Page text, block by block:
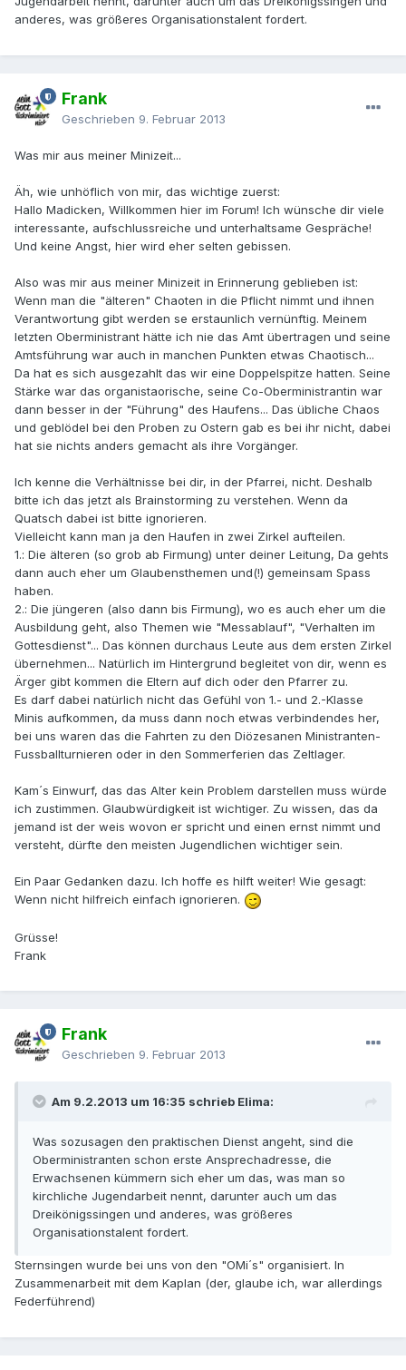
anderes, was größeres Organisationstalent fordert.
Frank
Geschrieben 9. Februar 2013
Was mir aus meiner Minizeit...
Äh, wie unhöflich von mir, das wichtige zuerst:
Hallo Madicken, Willkommen hier im Forum! Ich wünsche dir viele
interessante, aufschlussreiche und unterhaltsame Gespräche!
Und keine Angst, hier wird eher selten gebissen.
Also was mir aus meiner Minizeit in Erinnerung geblieben ist:
Wenn man die "älteren" Chaoten in die Pflicht nimmt und ihnen
Verantwortung gibt werden se erstaunlich vernünftig. Meinem
letzten Oberministrant hätte ich nie das Amt übertragen und seine
Amtsführung war auch in manchen Punkten etwas Chaotisch...
Da hat es sich ausgezahlt das wir eine Doppelspitze hatten. Seine
Stärke war das organistaorische, seine Co-Oberministrantin war
dann besser in der "Führung" des Haufens... Das übliche Chaos
und geblödel bei den Proben zu Ostern gab es bei ihr nicht, dabei
hat sie nichts anders gemacht als ihre Vorgänger.
Ich kenne die Verhältnisse bei dir, in der Pfarrei, nicht. Deshalb
bitte ich das jetzt als Brainstorming zu verstehen. Wenn da
Quatsch dabei ist bitte ignorieren.
Vielleicht kann man ja den Haufen in zwei Zirkel aufteilen.
1.: Die älteren (so grob ab Firmung) unter deiner Leitung, Da gehts
dann auch eher um Glaubensthemen und(!) gemeinsam Spass
haben.
2.: Die jüngeren (also dann bis Firmung), wo es auch eher um die
Ausbildung geht, also Themen wie "Messablauf", "Verhalten im
Gottesdienst"... Das können durchaus Leute aus dem ersten Zirkel
übernehmen... Natürlich im Hintergrund begleitet von dir, wenn es
Ärger gibt kommen die Eltern auf dich oder den Pfarrer zu.
Es darf dabei natürlich nicht das Gefühl von 1.- und 2.-Klasse
Minis aufkommen, da muss dann noch etwas verbindendes her,
bei uns waren das die Fahrten zu den Diözesanen Ministranten-
Fussballturnieren oder in den Sommerferien das Zeltlager.
Kam´s Einwurf, das das Alter kein Problem darstellen muss würde
ich zustimmen. Glaubwürdigkeit ist wichtiger. Zu wissen, das da
jemand ist der weis wovon er spricht und einen ernst nimmt und
versteht, dürfte den meisten Jugendlichen wichtiger sein.
Ein Paar Gedanken dazu. Ich hoffe es hilft weiter! Wie gesagt:
Wenn nicht hilfreich einfach ignorieren.
Grüsse!
Frank
Frank
Geschrieben 9. Februar 2013
Am 9.2.2013 um 16:35 schrieb Elima:
Was sozusagen den praktischen Dienst angeht, sind die
Oberministranten schon erste Ansprechadresse, die
Erwachsenen kümmern sich eher um das, was man so
kirchliche Jugendarbeit nennt, darunter auch um das
Dreikönigssingen und anderes, was größeres
Organisationstalent fordert.
Sternsingen wurde bei uns von den "OMi´s" organisiert. In
Zusammenarbeit mit dem Kaplan (der, glaube ich, war allerdings
Federführend)